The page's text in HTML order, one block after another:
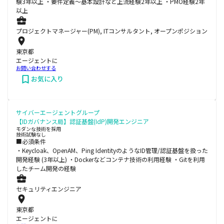
以上
プロジェクトマネージャー(PM), ITコンサルタント, オープンポジション
東京都
エージェントに
お問い合わせする
お気に入り
サイバーエージェントグループ
【IDガバナンス局】認証基盤(IdP)開発エンジニア
モダンな技術を採用
技術試験なし
■必須条件
・Keycloak、OpenAM、Ping IdentityのようなID管理/認証基盤を扱った
開発経験 (3年以上) ・Dockerなどコンテナ技術の利用経験 ・Gitを利用
したチーム開発の経験
セキュリティエンジニア
東京都
エージェントに